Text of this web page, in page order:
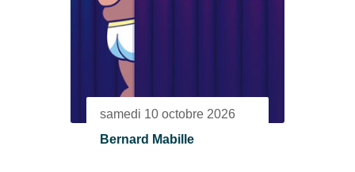
samedi 10 octobre 2026
Bernard Mabille